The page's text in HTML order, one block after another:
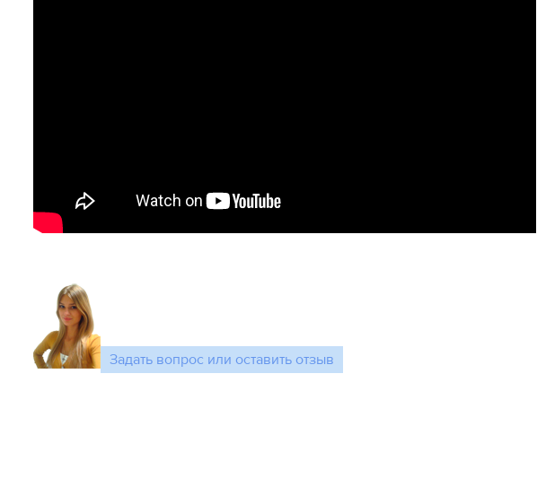
Задать вопрос или оставить отзыв